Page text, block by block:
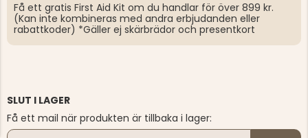
Få ett gratis First Aid Kit om du handlar för över 899 kr.
(Kan inte kombineras med andra erbjudanden eller
rabattkoder) *Gäller ej skärbrädor och presentkort
SLUT I LAGER
Få ett mail när produkten är tillbaka i lager: